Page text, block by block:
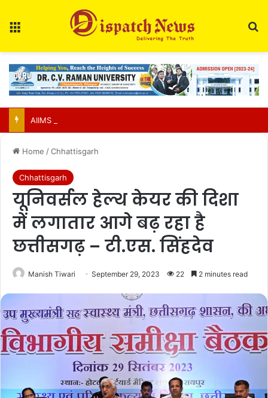
Home /Chhattisgarh
Chhattisgarh
यूनिवर्सल हेल्थ केयर की दिशा
में लगातार आगे बढ़ रहा है
छत्तीसगढ़ – टी.एस. सिंहदेव
Manish Tiwari September 29, 2023 22 2 minutes read